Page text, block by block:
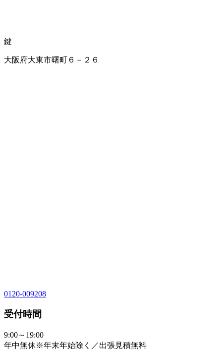
鍵
大阪府大東市曙町６－２６
0120-009208
受付時間
9:00～19:00
年中無休※年末年始除く／出張見積無料